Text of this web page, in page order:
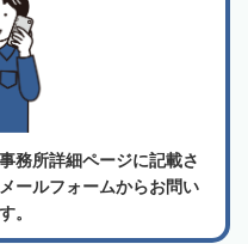
務所詳細ページに記載さ
ールフォームからお問い
。